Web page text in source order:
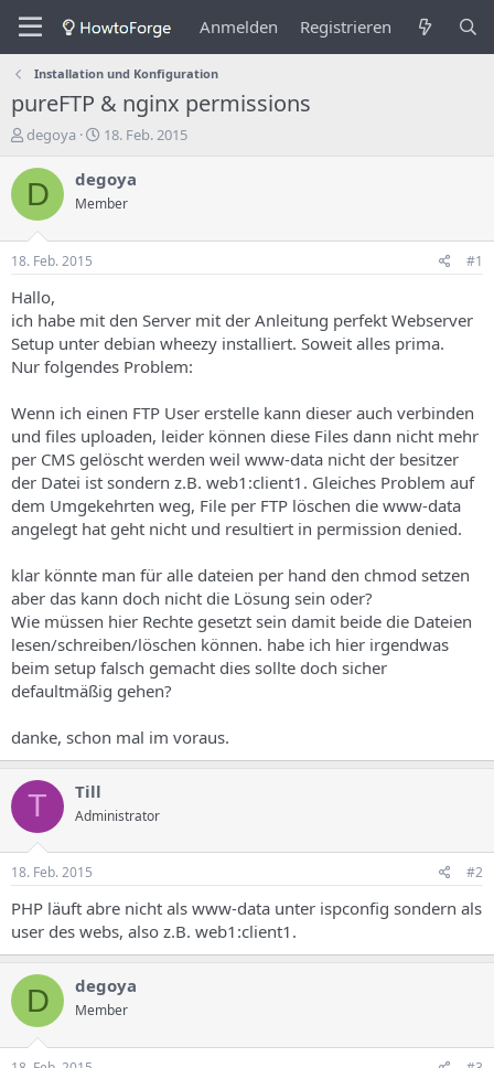
Anmelden Registrieren
Installation und Konfiguration
pureFTP & nginx permissions
E
s
e
e
r
d
e
s
T
e
m
s
degoya
E
s
t
e
s
d
a
u
m
18. Feb. 2015
D degoya
Member
18. Feb. 2015 #1
Hallo,
ich habe mit den Server mit der Anleitung perfekt Webserver
Setup unter debian wheezy installiert. Soweit alles prima.
Nur folgendes Problem:
Wenn ich einen FTP User erstelle kann dieser auch verbinden
und files uploaden, leider können diese Files dann nicht mehr
per CMS gelöscht werden weil www-data nicht der besitzer
der Datei ist sondern z.B. web1:client1. Gleiches Problem auf
dem Umgekehrten weg, File per FTP löschen die www-data
angelegt hat geht nicht und resultiert in permission denied.
klar könnte man für alle dateien per hand den chmod setzen
aber das kann doch nicht die Lösung sein oder?
Wie müssen hier Rechte gesetzt sein damit beide die Dateien
lesen/schreiben/löschen können. habe ich hier irgendwas
beim setup falsch gemacht dies sollte doch sicher
defaultmäßig gehen?
danke, schon mal im voraus.
T Till
Administrator
18. Feb. 2015 #2
PHP läuft abre nicht als www-data unter ispconfig sondern als
user des webs, also z.B. web1:client1.
D degoya
Member